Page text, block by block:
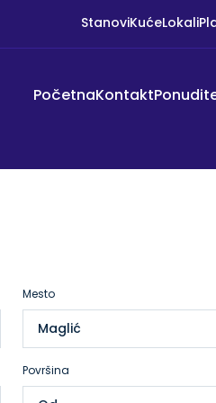
StanoviKućeLokali
PočetnaKontakt
Mesto
Površina